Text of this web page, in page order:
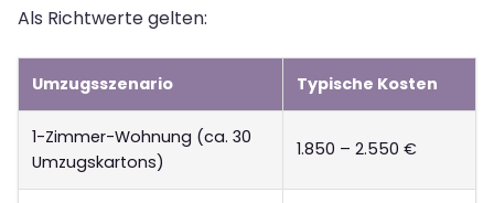
Als Richtwerte gelten:
Umzugsszenario Typische Kosten
1-Zimmer-Wohnung (ca. 30
Umzugskartons)
1.850 – 2.550 €